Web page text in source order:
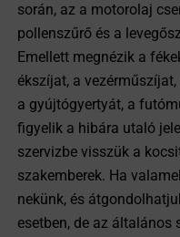
során, az a motorolaj
pollenszűrő és a
Emellett megnézik a
ékszíjat, a
a gyújtógyertyát, a
figyelik a hibára utaló
szervizbe visszük a
szakemberek. Ha
nekünk, és
esetben, de az általános